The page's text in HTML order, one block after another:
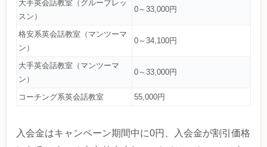
大手英会話教室（グループレッ
スン）
0～33,000円
格安系英会話教室（マンツーマ
ン）
0～34,100円
大手英会話教室（マンツーマ
ン）
0～33,000円
コーチング系英会話教室 55,000円
入会金はキャンペーン期間中に0円、入会金が割引価格